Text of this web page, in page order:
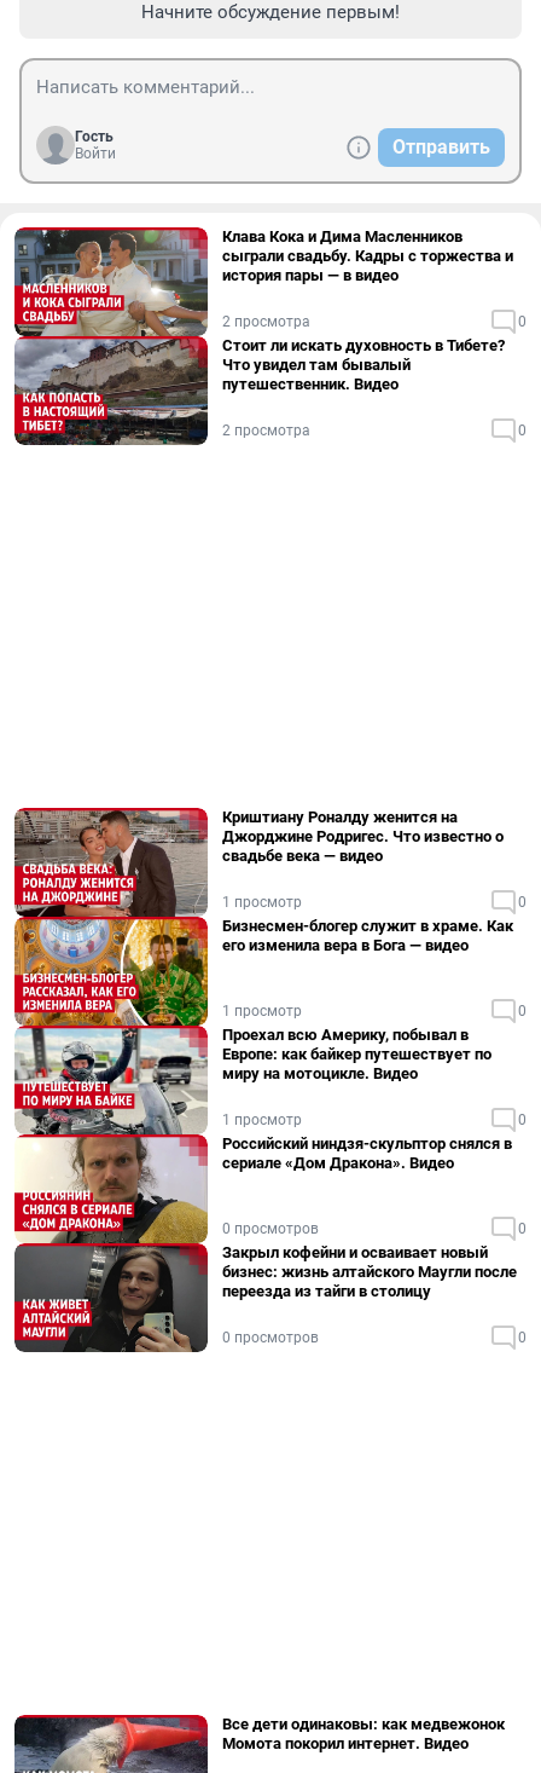
Начните обсуждение первым!
Гость
Войти
Отправить
Клава Кока и Дима Масленников
сыграли свадьбу. Кадры с торжества и
история пары — в видео
2 просмотра 0
Стоит ли искать духовность в Тибете?
Что увидел там бывалый
путешественник. Видео
2 просмотра 0
Криштиану Роналду женится на
Джорджине Родригес. Что известно о
свадьбе века — видео
1 просмотр 0
Бизнесмен-блогер служит в храме. Как
его изменила вера в Бога — видео
1 просмотр 0
Проехал всю Америку, побывал в
Европе: как байкер путешествует по
миру на мотоцикле. Видео
1 просмотр 0
Российский ниндзя-скульптор снялся в
сериале «Дом Дракона». Видео
0 просмотров 0
Закрыл кофейни и осваивает новый
бизнес: жизнь алтайского Маугли после
переезда из тайги в столицу
0 просмотров 0
Все дети одинаковы: как медвежонок
Момота покорил интернет. Видео